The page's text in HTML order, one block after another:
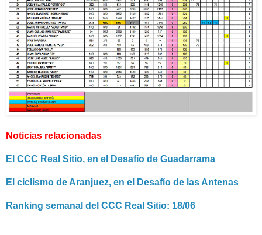
Noticias relacionadas
El CCC Real Sitio, en el Desafío de Guadarrama
El ciclismo de Aranjuez, en el Desafío de las Antenas
Ranking semanal del CCC Real Sitio: 18/06